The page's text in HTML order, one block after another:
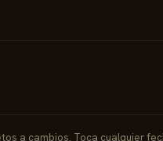
a cambios. Toca cualquier